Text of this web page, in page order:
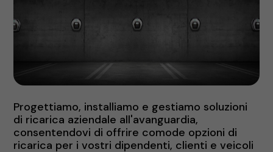
Progettiamo, installiamo e gestiamo soluzioni
di ricarica aziendale all'avanguardia,
consentendovi di offrire comode opzioni di
ricarica per i vostri dipendenti, clienti e veicoli